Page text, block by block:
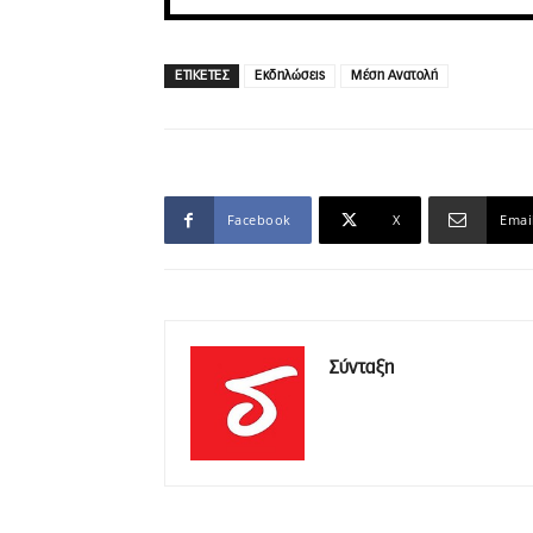
ΕΤΙΚΕΤΕΣ Εκδηλώσεις Μέση Ανατολή
Facebook X Email
Σύνταξη